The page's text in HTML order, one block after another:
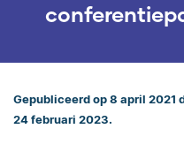
Gepubliceerd op 8 april 2021
24 februari 2023.